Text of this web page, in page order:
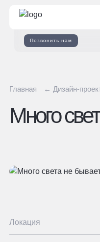
Позвонить нам
Главная ← Дизайн-
Много
Локация